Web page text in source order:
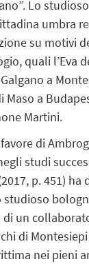
Lo
umbra
su motivi
quali l’Eva
a
Maso a
Martini.
di
studi
p. 451) ha
di un
di
nei pieni